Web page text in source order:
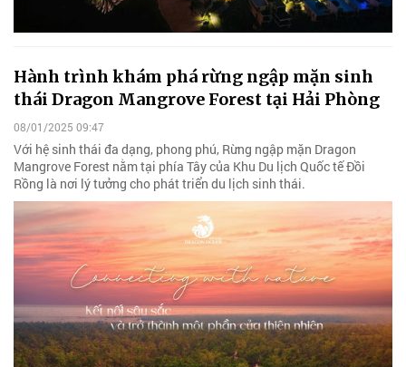
Hành trình khám phá rừng ngập mặn sinh
thái Dragon Mangrove Forest tại Hải Phòng
08/01/2025 09:47
Với hệ sinh thái đa dạng, phong phú, Rừng ngập mặn Dragon
Mangrove Forest nằm tại phía Tây của Khu Du lịch Quốc tế Đồi
Rồng là nơi lý tưởng cho phát triển du lịch sinh thái.